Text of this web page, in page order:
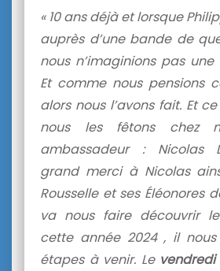
« 10 ans déjà et lorsque
auprès d’une bande de
nous n’imaginions pas
Et comme nous pensions
alors nous l’avons fait. Et
nous les fêtons chez
ambassadeur : Nicolas
grand merci à Nicolas
Rousselle et ses Éléonores
va nous faire découvrir
cette année 2024 , il
étapes à venir. Le vendredi